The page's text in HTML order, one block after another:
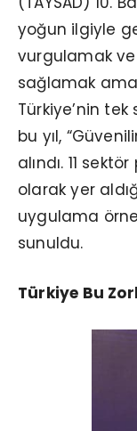
yoğun ilgiyle
vurgulamak
sağlamak
Türkiye’nin
bu yıl,
alındı. 11
olarak yer
uygulama
sunuldu.
Türkiye Bu